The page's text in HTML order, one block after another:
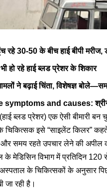
30-50 के बीच हाई बीपी मरीज,
हो रहे हाई ब्लड प्रेशर के शिकार
ने बढ़ाई चिंता, विशेषज्ञ
and causes:
ब्लड प्रेशर) एक ऐसी बीमारी बन
चिकित्सक इसे “साइलेंट किलर”
समय रहते उपचार लेने की अपील
के मेडिसिन विभाग में प्रतिदिन
के चिकित्सकों के अनुसार
जा रही है।